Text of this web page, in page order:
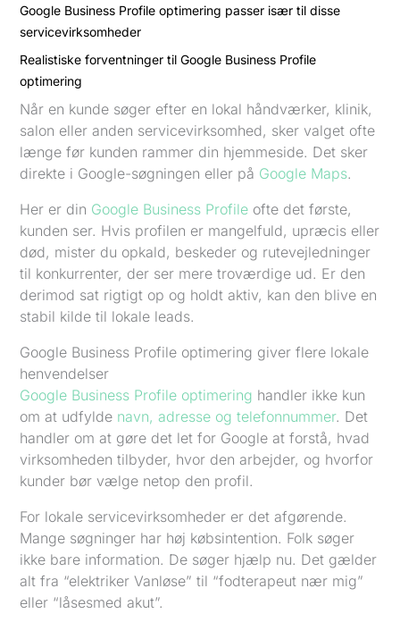
Google Business Profile optimering passer især til disse
servicevirksomheder
Realistiske forventninger til Google Business Profile
optimering
Når en kunde søger efter en lokal håndværker, klinik,
salon eller anden servicevirksomhed, sker valget ofte
længe før kunden rammer din hjemmeside. Det sker
direkte i Google-søgningen eller på Google Maps.
Her er din Google Business Profile ofte det første,
kunden ser. Hvis profilen er mangelfuld, upræcis eller
død, mister du opkald, beskeder og rutevejledninger
til konkurrenter, der ser mere troværdige ud. Er den
derimod sat rigtigt op og holdt aktiv, kan den blive en
stabil kilde til lokale leads.
Google Business Profile optimering giver flere lokale
henvendelser
Google Business Profile optimering handler ikke kun
om at udfylde navn, adresse og telefonnummer. Det
handler om at gøre det let for Google at forstå, hvad
virksomheden tilbyder, hvor den arbejder, og hvorfor
kunder bør vælge netop den profil.
For lokale servicevirksomheder er det afgørende.
Mange søgninger har høj købsintention. Folk søger
ikke bare information. De søger hjælp nu. Det gælder
alt fra “elektriker Vanløse” til “fodterapeut nær mig”
eller “låsesmed akut”.